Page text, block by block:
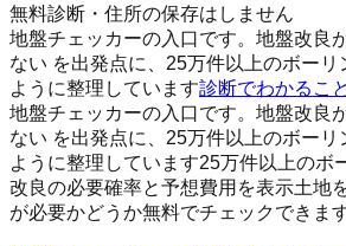
無料診断・住所の保存はしません
地盤チェッカーの入口です。地盤改良
ない を出発点に、25万件以上のボーリ
ように整理しています診断でわかること
地盤チェッカーの入口です。地盤改良
ない を出発点に、25万件以上のボーリ
ように整理しています25万件以上のボ
改良の必要確率と予想費用を表示土地
が必要かどうか無料でチェックできま